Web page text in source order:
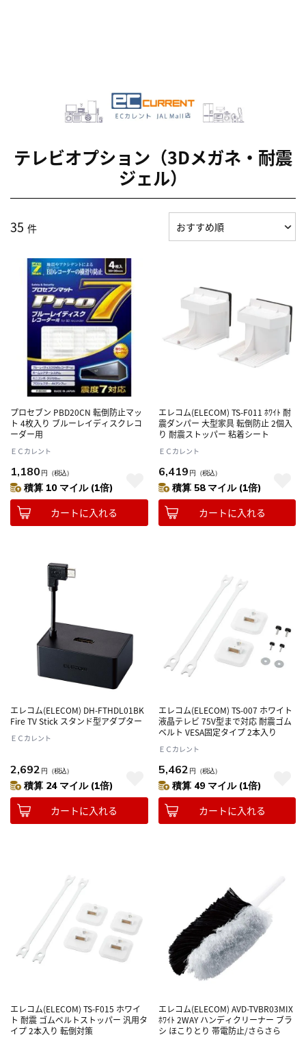
テレビオプション（3Dメガネ・耐震
ジェル）
35 件
プロセブン PBD20CN 転倒防止マッ
ト 4枚入り ブルーレイディスクレコ
ーダー用
ＥＣカレント
1,180 円 （税込）
積算 10 マイル (1倍)
カートに入れる
エレコム(ELECOM) TS-F011 ﾎﾜｲﾄ 耐
震ダンパー 大型家具 転倒防止 2個入
り 耐震ストッパー 粘着シート
ＥＣカレント
6,419 円 （税込）
積算 58 マイル (1倍)
カートに入れる
エレコム(ELECOM) DH-FTHDL01BK
Fire TV Stick スタンド型アダプター
ＥＣカレント
2,692 円 （税込）
積算 24 マイル (1倍)
カートに入れる
エレコム(ELECOM) TS-007 ホワイト
液晶テレビ 75V型まで対応 耐震ゴム
ベルト VESA固定タイプ 2本入り
ＥＣカレント
5,462 円 （税込）
積算 49 マイル (1倍)
カートに入れる
エレコム(ELECOM) TS-F015 ホワイ
ト 耐震 ゴムベルトストッパー 汎用タ
イプ 2本入り 転倒対策
エレコム(ELECOM) AVD-TVBR03MIX
ﾎﾜｲﾄ 2WAY ハンディクリーナー ブラ
シ ほこりとり 帯電防止/さらさら